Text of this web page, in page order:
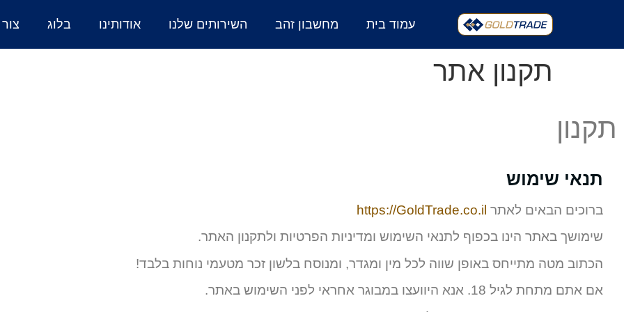
עמוד בית מחשבון זהב השירותים שלנו אודותינו בלוג
תקנון אתר
תקנון
תנאי שימוש
ברוכים הבאים לאתר https://GoldTrade.co.il
שימושך באתר הינו בכפוף לתנאי השימוש ומדיניות הפרטיות ולתקנון האתר.
הכתוב מטה מתייחס באופן שווה לכל מין ומגדר, ומנוסח בלשון זכר מטעמי נוחות בלבד!
אם אתם מתחת לגיל 18. אנא היוועצו במבוגר אחראי לפני השימוש באתר.